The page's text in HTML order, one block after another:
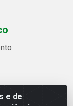
e de
2521 -